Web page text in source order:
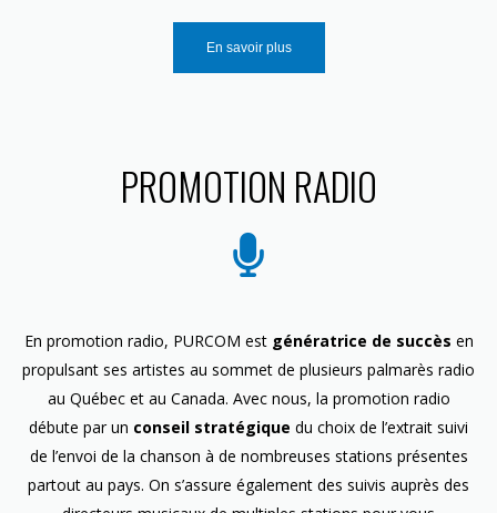
En savoir plus
PROMOTION RADIO
En promotion radio, PURCOM est génératrice de succès en
propulsant ses artistes au sommet de plusieurs palmarès radio
au Québec et au Canada. Avec nous, la promotion radio
débute par un conseil stratégique du choix de l’extrait suivi
de l’envoi de la chanson à de nombreuses stations présentes
partout au pays. On s’assure également des suivis auprès des